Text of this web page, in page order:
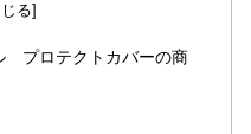
プロテクトカバーの商